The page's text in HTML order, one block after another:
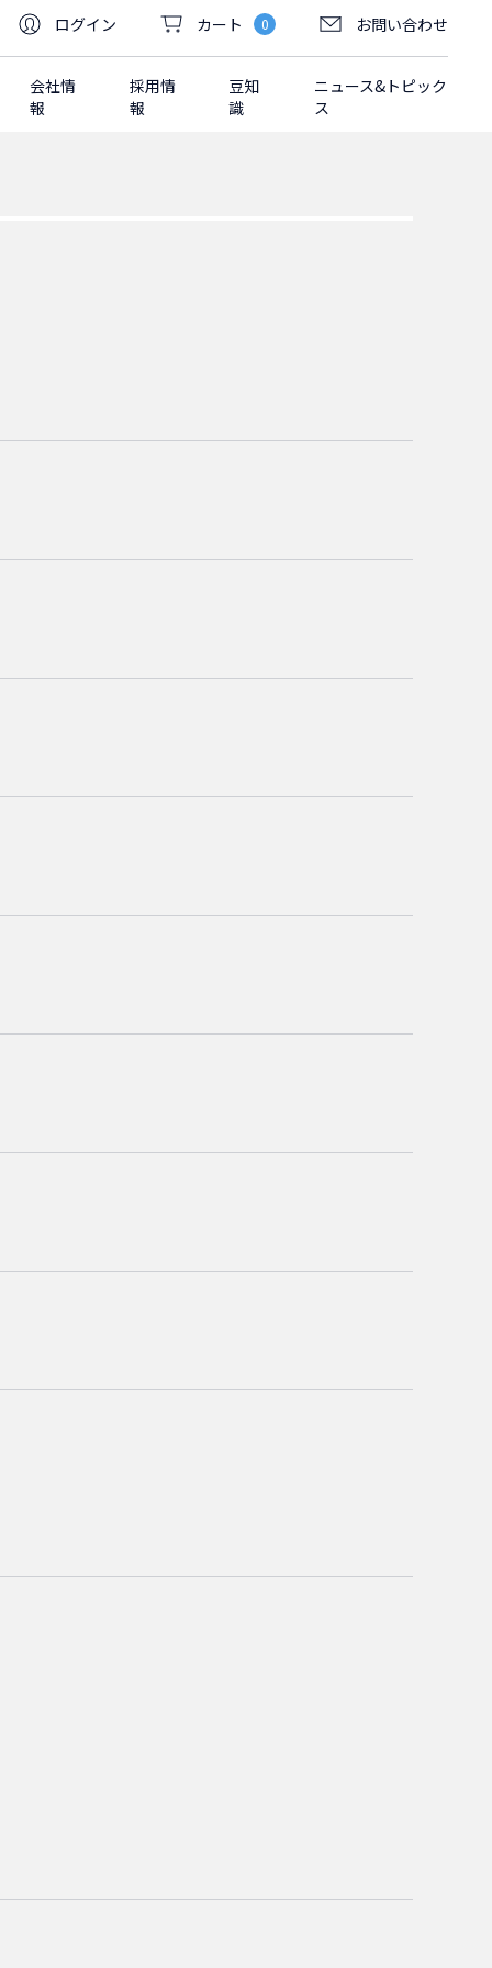
ログイン カート 0 お問い合わせ
会社情
報
採用情
報
豆知
識
ニュース&トピック
ス